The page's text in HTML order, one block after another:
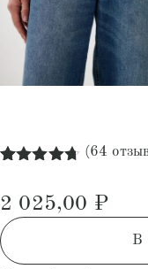
на основе
опроса
пользователей
(64
2 025,00 ₽